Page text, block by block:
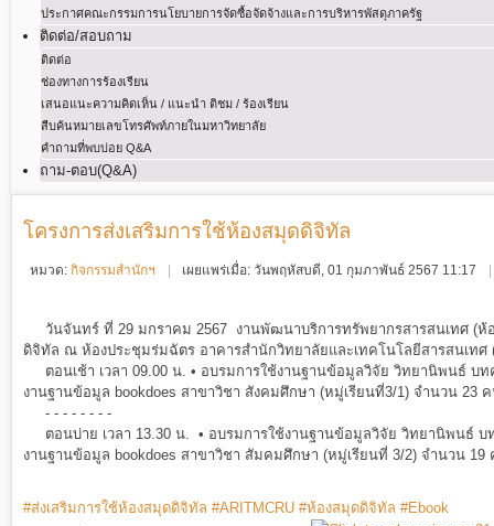
ประกาศคณะกรรมการนโยบายการจัดซื้อจัดจ้างและการบริหารพัสดุภาครัฐ
ติดต่อ/สอบถาม
ติดต่อ
ช่องทางการร้องเรียน
เสนอแนะความคิดเห็น / แนะนำ ติชม / ร้องเรียน
สืบค้นหมายเลขโทรศัพท์ภายในมหาวิทยาลัย
คำถามที่พบบ่อย Q&A
ถาม-ตอบ(Q&A)
โครงการส่งเสริมการใช้ห้องสมุดดิจิทัล
หมวด: กิจกรรมสำนักฯ เผยแพร่เมื่อ: วันพฤหัสบดี, 01 กุมภาพันธ์ 2567 11:17
วันจันทร์ ที่ 29 มกราคม 2567 งานพัฒนาบริการทรัพยากรสารสนเทศ (ห้อ
ดิจิทัล ณ ห้องประชุมร่มฉัตร อาคารสำนักวิทยาลัยและเทคโนโลยีสารสนเทศ
ตอนเช้า เวลา 09.00 น. • อบรมการใช้งานฐานข้อมูลวิจัย วิทยานิพนธ์ บท
งานฐานข้อมูล bookdoes สาขาวิชา สังคมศึกษา (หมู่เรียนที่3/1) จำนวน 23
- - - - - - - -
ตอนบ่าย เวลา 13.30 น. • อบรมการใช้งานฐานข้อมูลวิจัย วิทยานิพนธ์ บท
งานฐานข้อมูล bookdoes สาขาวิชา สัมคมศึกษา (หมู่เรียนที่ 3/2) จำนวน
#ส่งเสริมการใช้ห้องสมุดดิจิทัล #ARITMCRU #ห้องสมุดดิจิทัล #Ebook